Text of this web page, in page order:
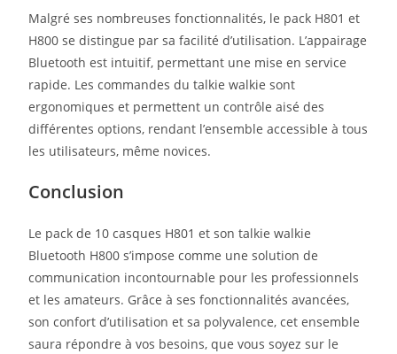
Malgré ses nombreuses fonctionnalités, le pack H801 et
H800 se distingue par sa facilité d’utilisation. L’appairage
Bluetooth est intuitif, permettant une mise en service
rapide. Les commandes du talkie walkie sont
ergonomiques et permettent un contrôle aisé des
différentes options, rendant l’ensemble accessible à tous
les utilisateurs, même novices.
Conclusion
Le pack de 10 casques H801 et son talkie walkie
Bluetooth H800 s’impose comme une solution de
communication incontournable pour les professionnels
et les amateurs. Grâce à ses fonctionnalités avancées,
son confort d’utilisation et sa polyvalence, cet ensemble
saura répondre à vos besoins, que vous soyez sur le